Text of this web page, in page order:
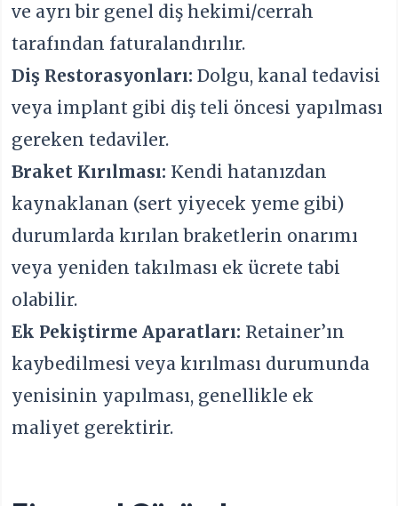
ve ayrı bir genel diş hekimi/cerrah
tarafından faturalandırılır.
Diş Restorasyonları: Dolgu, kanal tedavisi
veya implant gibi diş teli öncesi yapılması
gereken tedaviler.
Braket Kırılması: Kendi hatanızdan
kaynaklanan (sert yiyecek yeme gibi)
durumlarda kırılan braketlerin onarımı
veya yeniden takılması ek ücrete tabi
olabilir.
Ek Pekiştirme Aparatları: Retainer’ın
kaybedilmesi veya kırılması durumunda
yenisinin yapılması, genellikle ek
maliyet gerektirir.